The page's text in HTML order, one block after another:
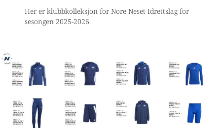
Her er klubbkolleksjon for Nore Neset Idrettslag for
sesongen 2025-2026.